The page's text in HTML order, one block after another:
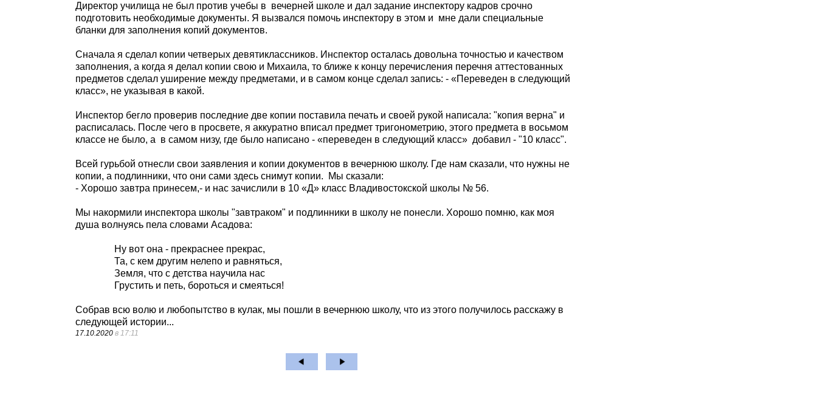
Директор училища не был против учебы в вечерней школе и дал задание инспектору кадров срочно
подготовить необходимые документы. Я вызвался помочь инспектору в этом и мне дали специальные
бланки для заполнения копий документов.
Сначала я сделал копии четверых девятиклассников. Инспектор осталась довольна точностью и качеством
заполнения, а когда я делал копии свою и Михаила, то ближе к концу перечисления перечня аттестованных
предметов сделал уширение между предметами, и в самом конце сделал запись: - «Переведен в следующий
класс», не указывая в какой.
Инспектор бегло проверив последние две копии поставила печать и своей рукой написала: "копия верна" и
расписалась. После чего в просвете, я аккуратно вписал предмет тригонометрию, этого предмета в восьмом
классе не было, а в самом низу, где было написано - «переведен в следующий класс» добавил - "10 класс".
Всей гурьбой отнесли свои заявления и копии документов в вечернюю школу. Где нам сказали, что нужны не
копии, а подлинники, что они сами здесь снимут копии.
Мы сказали:
- Хорошо завтра принесем,- и нас зачислили в 10 «Д» класс Владивостокской школы № 56.
Мы накормили инспектора школы "завтраком" и подлинники в школу не понесли. Хорошо помню, как моя
душа волнуясь пела словами Асадова:
Ну вот она - прекраснее прекрас,
Та, с кем другим нелепо и равняться,
Земля, что с детства научила нас
Грустить и петь, бороться и смеяться!
Собрав всю волю и любопытство в кулак, мы пошли в вечернюю школу, что из этого получилось расскажу в
следующей истории...
17.10.2020 в 17:11